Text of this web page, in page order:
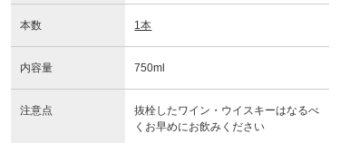
本数 1本
内容量 750ml
注意点
抜栓したワイン・ウイスキーはなるべ
くお早めにお飲みください